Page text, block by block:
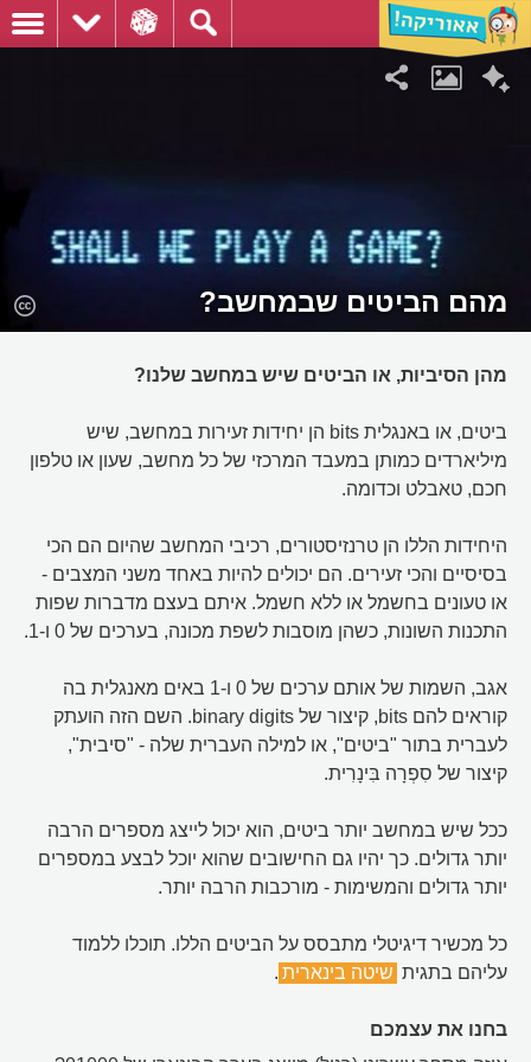
מהם הביטים שבמחשב?
מהן הסיביות, או הביטים שיש במחשב שלנו?
ביטים, או באנגלית bits הן יחידות זעירות במחשב, שיש
מיליארדים כמותן במעבד המרכזי של כל מחשב, שעון או טלפון
חכם, טאבלט וכדומה.
היחידות הללו הן טרנזיסטורים, רכיבי המחשב שהיום הם הכי
בסיסיים והכי זעירים. הם יכולים להיות באחד משני המצבים -
או טעונים בחשמל או ללא חשמל. איתם בעצם מדברות שפות
התכנות השונות, כשהן מוסבות לשפת מכונה, בערכים של 0 ו-1.
אגב, השמות של אותם ערכים של 0 ו-1 באים מאנגלית בה
קוראים להם bits, קיצור של binary digits. השם הזה הועתק
לעברית בתור "ביטים", או למילה העברית שלה - "סיבית",
קיצור של סִפְרָה בִּינָרִית.
ככל שיש במחשב יותר ביטים, הוא יכול לייצג מספרים הרבה
יותר גדולים. כך יהיו גם החישובים שהוא יוכל לבצע במספרים
יותר גדולים והמשימות - מורכבות הרבה יותר.
כל מכשיר דיגיטלי מתבסס על הביטים הללו. תוכלו ללמוד
עליהם בתגית שיטה בינארית .
בחנו את עצמכם